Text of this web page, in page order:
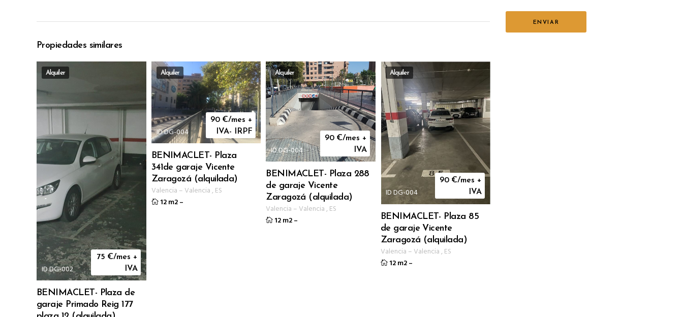
Propiedades similares
Alquiler
ID DG-002
75 €/mes +
IVA
BENIMACLET- Plaza de
garaje Primado Reig 177
Alquiler
ID DG-004
90 €/mes +
IVA- IRPF
BENIMACLET- Plaza
341de garaje Vicente
Zaragozá (alquilada)
Valencia – Valencia, ES
12 m2–
Alquiler
ID DG-004
90 €/mes +
IVA
BENIMACLET- Plaza 288
de garaje Vicente
Zaragozá (alquilada)
Valencia – Valencia, ES
12 m2–
Alquiler
ID DG-004
90 €/mes +
IVA
BENIMACLET- Plaza 85
de garaje Vicente
Zaragozá (alquilada)
Valencia – Valencia, ES
12 m2–